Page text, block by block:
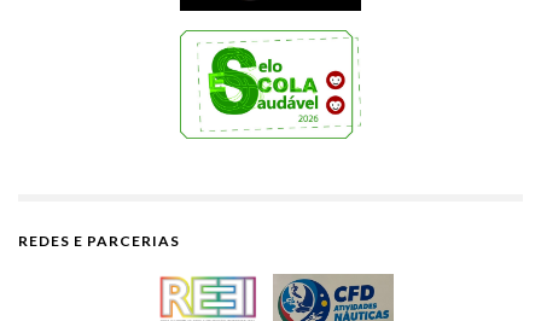
REDES E PARCERIAS